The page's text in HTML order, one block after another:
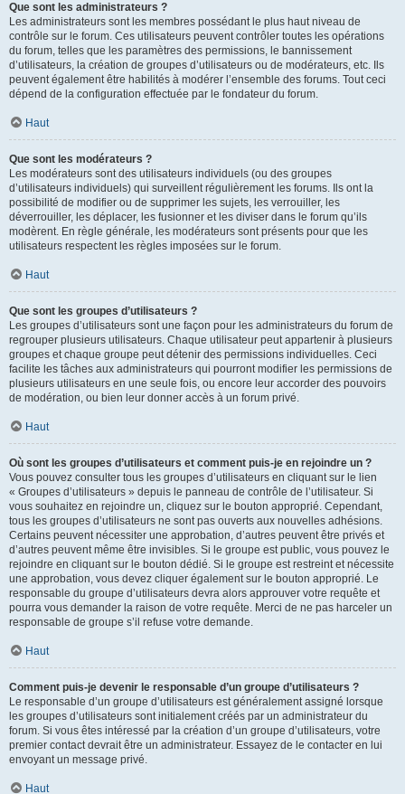
Que sont les administrateurs ?
Les administrateurs sont les membres possédant le plus haut niveau de
contrôle sur le forum. Ces utilisateurs peuvent contrôler toutes les opérations
du forum, telles que les paramètres des permissions, le bannissement
d’utilisateurs, la création de groupes d’utilisateurs ou de modérateurs, etc. Ils
peuvent également être habilités à modérer l’ensemble des forums. Tout ceci
dépend de la configuration effectuée par le fondateur du forum.
Haut
Que sont les modérateurs ?
Les modérateurs sont des utilisateurs individuels (ou des groupes
d’utilisateurs individuels) qui surveillent régulièrement les forums. Ils ont la
possibilité de modifier ou de supprimer les sujets, les verrouiller, les
déverrouiller, les déplacer, les fusionner et les diviser dans le forum qu’ils
modèrent. En règle générale, les modérateurs sont présents pour que les
utilisateurs respectent les règles imposées sur le forum.
Haut
Que sont les groupes d’utilisateurs ?
Les groupes d’utilisateurs sont une façon pour les administrateurs du forum de
regrouper plusieurs utilisateurs. Chaque utilisateur peut appartenir à plusieurs
groupes et chaque groupe peut détenir des permissions individuelles. Ceci
facilite les tâches aux administrateurs qui pourront modifier les permissions de
plusieurs utilisateurs en une seule fois, ou encore leur accorder des pouvoirs
de modération, ou bien leur donner accès à un forum privé.
Haut
Où sont les groupes d’utilisateurs et comment puis-je en rejoindre un ?
Vous pouvez consulter tous les groupes d’utilisateurs en cliquant sur le lien
« Groupes d’utilisateurs » depuis le panneau de contrôle de l’utilisateur. Si
vous souhaitez en rejoindre un, cliquez sur le bouton approprié. Cependant,
tous les groupes d’utilisateurs ne sont pas ouverts aux nouvelles adhésions.
Certains peuvent nécessiter une approbation, d’autres peuvent être privés et
d’autres peuvent même être invisibles. Si le groupe est public, vous pouvez le
rejoindre en cliquant sur le bouton dédié. Si le groupe est restreint et nécessite
une approbation, vous devez cliquer également sur le bouton approprié. Le
responsable du groupe d’utilisateurs devra alors approuver votre requête et
pourra vous demander la raison de votre requête. Merci de ne pas harceler un
responsable de groupe s’il refuse votre demande.
Haut
Comment puis-je devenir le responsable d’un groupe d’utilisateurs ?
Le responsable d’un groupe d’utilisateurs est généralement assigné lorsque
les groupes d’utilisateurs sont initialement créés par un administrateur du
forum. Si vous êtes intéressé par la création d’un groupe d’utilisateurs, votre
premier contact devrait être un administrateur. Essayez de le contacter en lui
envoyant un message privé.
Haut